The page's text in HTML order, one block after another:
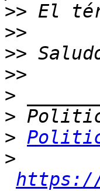
>>
>>
>>
>>
>
>
>
>